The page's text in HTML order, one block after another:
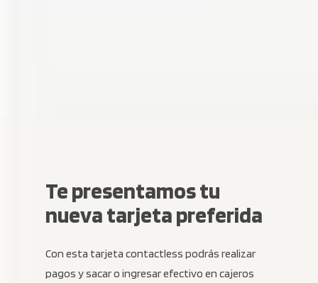
Te presentamos tu
nueva tarjeta preferida
Con esta tarjeta contactless podrás realizar
pagos y sacar o ingresar efectivo en cajeros